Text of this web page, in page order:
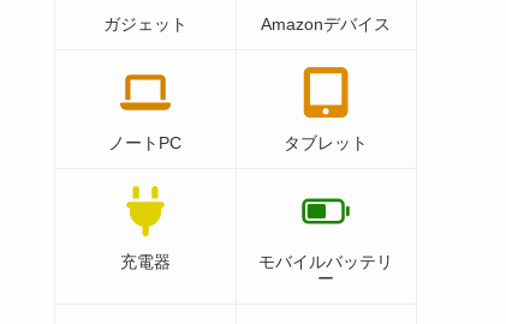
ガジェット Amazonデバイス
ノートPC タブレット
充電器
モバイルバッテリ
ー